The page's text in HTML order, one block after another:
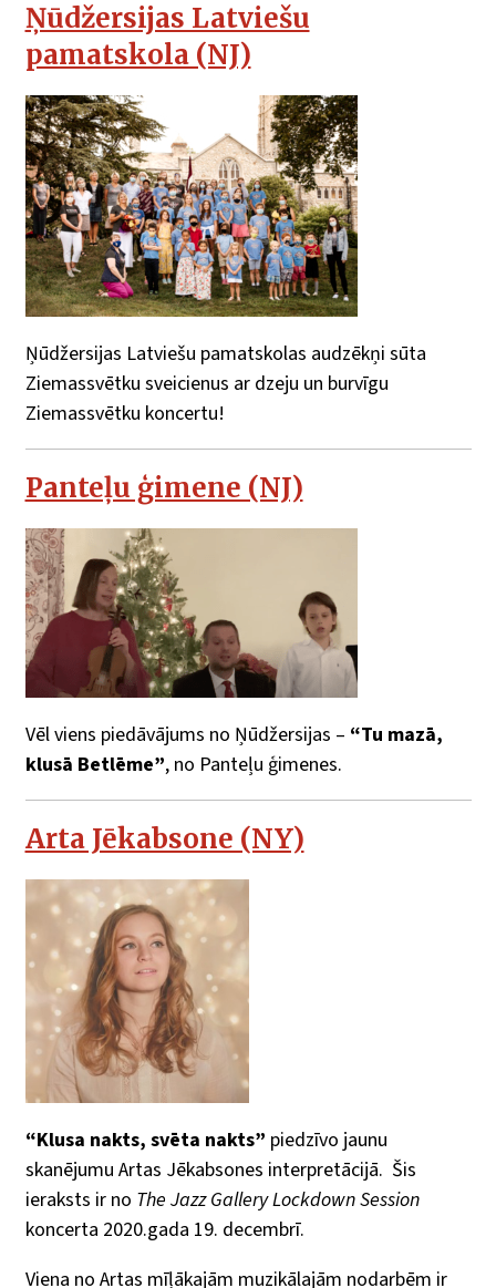
Ņūdžersijas Latviešu
pamatskola (NJ)
Ņūdžersijas Latviešu pamatskolas audzēkņi sūta
Ziemassvētku sveicienus ar dzeju un burvīgu
Ziemassvētku koncertu!
Panteļu ģimene (NJ)
Vēl viens piedāvājums no Ņūdžersijas – “Tu mazā,
klusā Betlēme”, no Panteļu ģimenes.
Arta Jēkabsone (NY)
“Klusa nakts, svēta nakts” piedzīvo jaunu
skanējumu Artas Jēkabsones interpretācijā. Šis
ieraksts ir no The Jazz Gallery Lockdown Session
koncerta 2020.gada 19. decembrī.
Viena no Artas mīļākajām muzikālajām nodarbēm ir